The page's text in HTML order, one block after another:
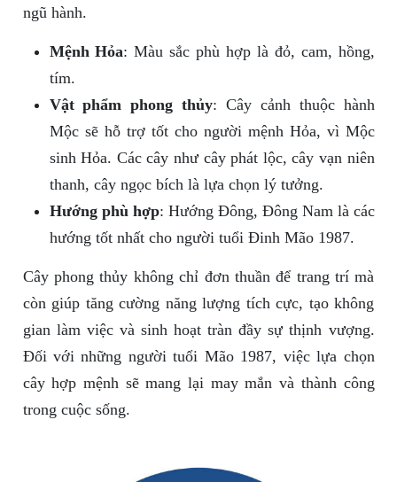
ngũ hành.
Mệnh Hỏa: Màu sắc phù hợp là đỏ, cam, hồng,
tím.
Vật phẩm phong thủy: Cây cảnh thuộc hành
Mộc sẽ hỗ trợ tốt cho người mệnh Hỏa, vì Mộc
sinh Hỏa. Các cây như cây phát lộc, cây vạn niên
thanh, cây ngọc bích là lựa chọn lý tưởng.
Hướng phù hợp: Hướng Đông, Đông Nam là các
hướng tốt nhất cho người tuổi Đinh Mão 1987.
Cây phong thủy không chỉ đơn thuần để trang trí mà
còn giúp tăng cường năng lượng tích cực, tạo không
gian làm việc và sinh hoạt tràn đầy sự thịnh vượng.
Đối với những người tuổi Mão 1987, việc lựa chọn
cây hợp mệnh sẽ mang lại may mắn và thành công
trong cuộc sống.